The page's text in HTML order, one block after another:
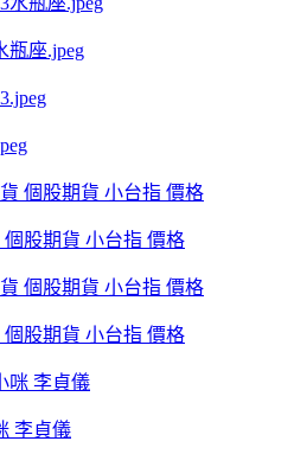
瓶座.jpeg
股期貨 小台指 價格
股期貨 小台指 價格
李貞儀